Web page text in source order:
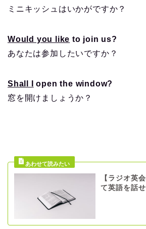
ミニキッシュはいかがですか？
Would you like to join us?
あなたは参加したいですか？
Shall I
open the window?
窓を開けましょうか？
【ラジオ英
て英語を話